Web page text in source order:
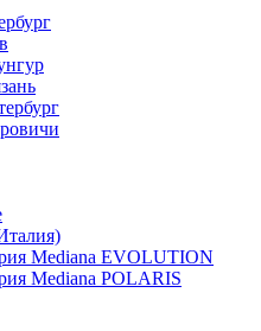
Mediana EVOLUTION
Mediana POLARIS